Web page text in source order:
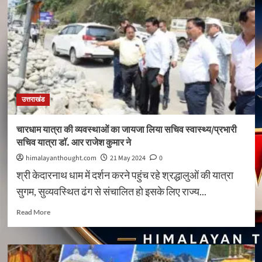
पंजीकरण
अनिवार्य।
मुख्य
सचिव
ने
जारी
किया
शासनादेश,
सहयोग
की
उत्तराखंड
चारधाम यात्रा की व्यवस्थाओं का जायजा लिया सचिव स्वास्थ्य/प्रभारी
सचिव यात्रा डाॅ. आर राजेश कुमार ने
himalayanthought.com 21 May 2024 0
श्री केदारनाथ धाम में दर्शन करने पहुंच रहे श्रद्धालुओं की यात्रा
सुगम, सुव्यवस्थित ढंग से संचालित हो इसके लिए राज्य...
Read MoreRead
about
चारधाम
यात्रा